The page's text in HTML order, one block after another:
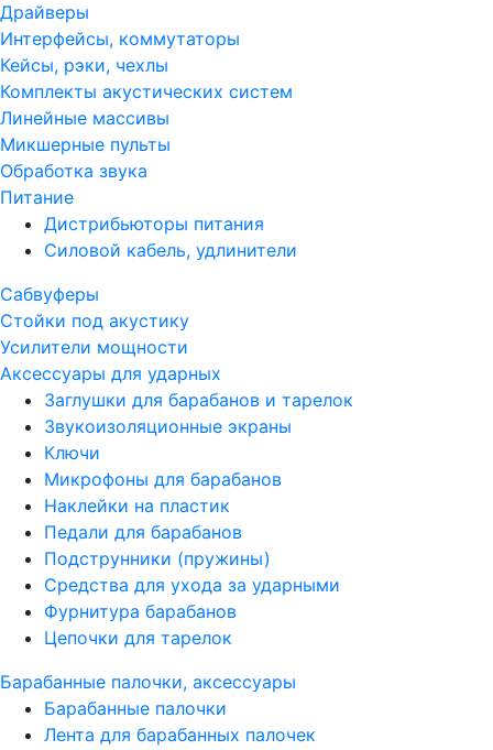
Драйверы
Интерфейсы, коммутаторы
Кейсы, рэки, чехлы
Комплекты акустических систем
Линейные массивы
Микшерные пульты
Обработка звука
Питание
Дистрибьюторы питания
Силовой кабель, удлинители
Сабвуферы
Стойки под акустику
Усилители мощности
Аксессуары для ударных
Заглушки для барабанов и тарелок
Звукоизоляционные экраны
Ключи
Микрофоны для барабанов
Наклейки на пластик
Педали для барабанов
Подструнники (пружины)
Средства для ухода за ударными
Фурнитура барабанов
Цепочки для тарелок
Барабанные палочки, аксессуары
Барабанные палочки
Лента для барабанных палочек